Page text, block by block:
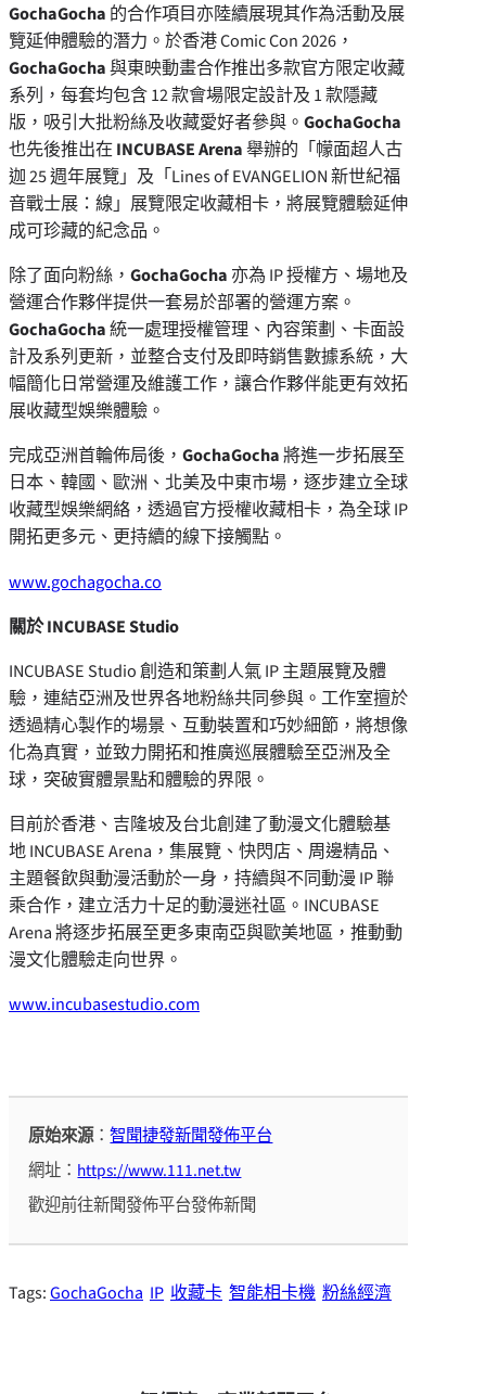
GochaGocha 的合作項目亦陸續展現其作為活動及展
覽延伸體驗的潛力。於香港 Comic Con 2026，
GochaGocha與東映動畫合作推出多款官方限定收藏
系列，每套均包含 12 款會場限定設計及 1 款隱藏
版，吸引大批粉絲及收藏愛好者參與。 GochaGocha
也先後推出在INCUBASE Arena舉辦的「幪面超人古
迦 25 週年展覽」及「Lines of EVANGELION 新世紀福
音戰士展：線」展覽限定收藏相卡，將展覽體驗延伸
成可珍藏的紀念品。
除了面向粉絲， GochaGocha 亦為 IP 授權方、場地及
營運合作夥伴提供一套易於部署的營運方案。
GochaGocha統一處理授權管理、內容策劃、卡面設
計及系列更新，並整合支付及即時銷售數據系統，大
幅簡化日常營運及維護工作，讓合作夥伴能更有效拓
展收藏型娛樂體驗。
完成亞洲首輪佈局後， GochaGocha將進一步拓展至
日本、韓國、歐洲、北美及中東市場，逐步建立全球
收藏型娛樂網絡，透過官方授權收藏相卡，為全球 IP
開拓更多元、更持續的線下接觸點。
www.gochagocha.co
關於INCUBASE Studio
INCUBASE Studio 創造和策劃人氣 IP 主題展覽及體
驗，連結亞洲及世界各地粉絲共同參與。工作室擅於
透過精心製作的場景、互動裝置和巧妙細節，將想像
化為真實，並致力開拓和推廣巡展體驗至亞洲及全
球，突破實體景點和體驗的界限。
目前於香港、吉隆坡及台北創建了動漫文化體驗基
地 INCUBASE Arena，集展覽、快閃店、周邊精品、
主題餐飲與動漫活動於一身，持續與不同動漫 IP 聯
乘合作，建立活力十足的動漫迷社區。INCUBASE
Arena 將逐步拓展至更多東南亞與歐美地區，推動動
漫文化體驗走向世界。
www.incubasestudio.com
原始來源：智聞捷發新聞發佈平台
網址： https://www.111.net.tw
歡迎前往新聞發佈平台發佈新聞
Tags:GochaGocha IP 收藏卡 智能相卡機 粉絲經濟